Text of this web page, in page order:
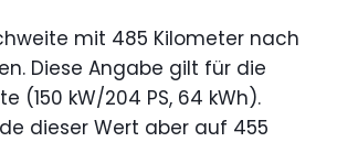
mit 485 Kilometer nach
Diese Angabe gilt für die
(150 kW/204 PS, 64 kWh).
dieser Wert aber auf 455